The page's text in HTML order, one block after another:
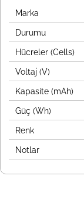
Marka
Durumu
Hücreler (Cells)
Voltaj (V)
Kapasite (mAh)
Güç (Wh)
Renk
Notlar